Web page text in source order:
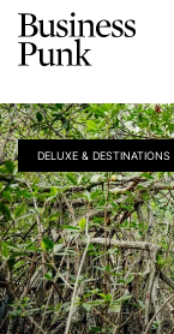
DELUXE & DESTINATIONS